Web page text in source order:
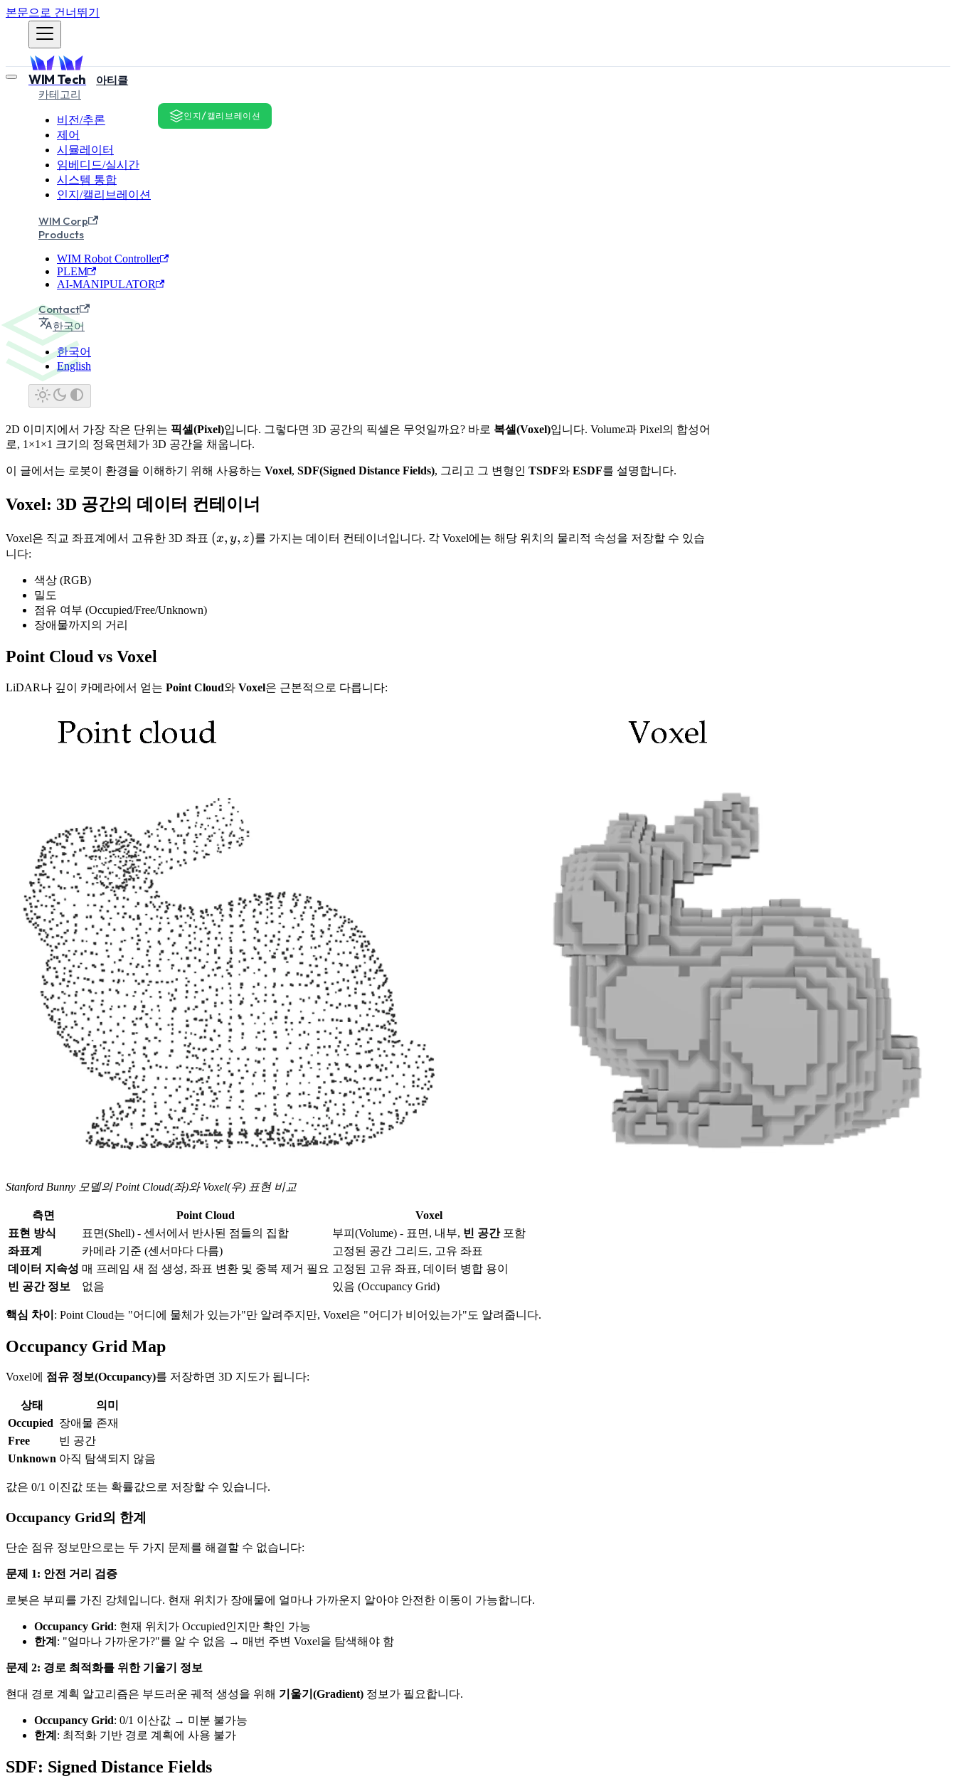
본문으로 건너뛰기
WIM Tech
아티클
카테고리
비전/추론
제어
시뮬레이터
임베디드/실시간
시스템 통합
인지/캘리브레이션
WIM Corp
Products
WIM Robot Controller
PLEM
AI-MANIPULATOR
Contact
한국어
한국어
English
인지/캘리브레이션
비교하고, ESDF와 TSDF의 차이, 궤적 최적화·충돌 회피 활용을 실제 예시로 설명합니다.
2D 이미지에서 가장 작은 단위는 픽셀(Pixel)입니다. 그렇다면 3D 공간의 픽셀은 무엇일까요? 바로 복셀(Voxel)입니다. Volume과 Pixel의 합성어
로, 1×1×1 크기의 정육면체가 3D 공간을 채웁니다.
이 글에서는 로봇이 환경을 이해하기 위해 사용하는 Voxel, SDF(Signed Distance Fields), 그리고 그 변형인 TSDF와 ESDF를 설명합니다.
Voxel: 3D 공간의 데이터 컨테이너
Voxel은 직교 좌표계에서 고유한 3D 좌표 (x,
(x, y, z)를 가지는 데이터 컨테이너입니다. 각 Voxel에는 해당 위치의 물리적 속성을 저장할 수 있습
니다:
색상 (RGB)
밀도
점유 여부 (Occupied/Free/Unknown)
장애물까지의 거리
Point Cloud vs Voxel
LiDAR나 깊이 카메라에서 얻는 Point Cloud와 Voxel은 근본적으로 다릅니다:
Stanford Bunny 모델의 Point Cloud(좌)와 Voxel(우) 표현 비교
측면 Point Cloud
Voxel
표현 방식
표면(Shell) - 센서에서 반사된 점들의 집합 부피(Volume) - 표면, 내부, 빈 공간포함
좌표계
카메라 기준 (센서마다 다름)
고정된 공간 그리드, 고유 좌표
데이터 지속성 매 프레임 새 점 생성, 좌표 변환 및 중복 제거 필요 고정된 고유 좌표, 데이터 병합 용이
빈 공간 정보
없음 있음 (Occupancy Grid)
핵심 차이 : Point Cloud는 "어디에 물체가 있는가"만 알려주지만, Voxel은 "어디가 비어있는가"도 알려줍니다.
Occupancy Grid Map
Voxel에 점유 정보(Occupancy)를 저장하면 3D 지도가 됩니다:
상태
의미
Occupied 장애물 존재
Free
빈 공간
Unknown 아직 탐색되지 않음
값은 0/1 이진값 또는 확률값으로 저장할 수 있습니다.
Occupancy Grid의 한계
단순 점유 정보만으로는 두 가지 문제를 해결할 수 없습니다:
문제 1: 안전 거리 검증
로봇은 부피를 가진 강체입니다. 현재 위치가 장애물에 얼마나 가까운지 알아야 안전한 이동이 가능합니다.
Occupancy Grid: 현재 위치가 Occupied인지만 확인 가능
한계 : "얼마나 가까운가?"를 알 수 없음 → 매번 주변 Voxel을 탐색해야 함
문제 2: 경로 최적화를 위한 기울기 정보
현대 경로 계획 알고리즘은 부드러운 궤적 생성을 위해 기울기(Gradient) 정보가 필요합니다.
Occupancy Grid: 0/1 이산값 → 미분 불가능
한계 : 최적화 기반 경로 계획에 사용 불가
SDF: Signed Distance Fields